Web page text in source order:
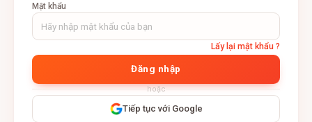
Mật khẩu
Lấy lại mật khẩu ?
Đăng nhập
hoặc
Tiếp tục với Google